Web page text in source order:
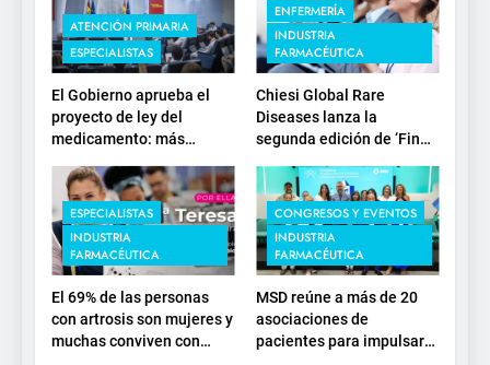
ATENCIÓN PRIMARIA
ESPECIALISTAS
El Gobierno aprueba el
proyecto de ley del
medicamento: más
estratégica y
modernización para el
SNS
ENFERMERÍA
INDUSTRIA
FARMACÉUTICA
Chiesi Global Rare
Diseases lanza la
segunda edición de ‘Find
investigación en
enfermedades de
depósito lisosomal
ESPECIALISTAS
INDUSTRIA
FARMACÉUTICA
El 69% de las personas
con artrosis son mujeres y
muchas conviven con
CONGRESOS Y EVENTOS
INDUSTRIA
FARMACÉUTICA
MSD reúne a más de 20
asociaciones de
pacientes para impulsar